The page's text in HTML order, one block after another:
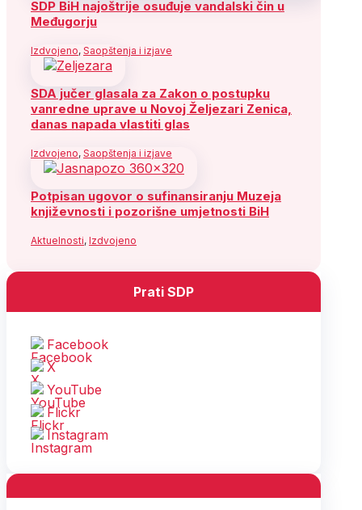
SDP BiH najoštrije osuđuje vandalski čin u
Međugorju
Izdvojeno, Saopštenja i izjave
SDA jučer glasala za Zakon o postupku
vanredne uprave u Novoj Željezari Zenica,
danas napada vlastiti glas
Izdvojeno, Saopštenja i izjave
Potpisan ugovor o sufinansiranju Muzeja
književnosti i pozorišne umjetnosti BiH
Aktuelnosti, Izdvojeno
Prati SDP
Facebook
X
YouTube
Flickr
Instagram